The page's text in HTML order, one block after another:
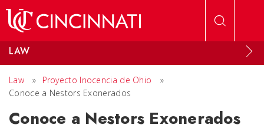
LAW
Law » Proyecto Inocencia de Ohio
»
Conoce a Nestors Exonerados
Conoce a Nestors Exonerados